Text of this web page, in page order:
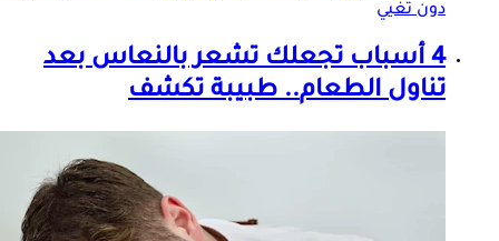
دون تغيي
4 أسباب تجعلك تشعر بالنعاس بعد
تناولالطعام.. طبيبة تكشف